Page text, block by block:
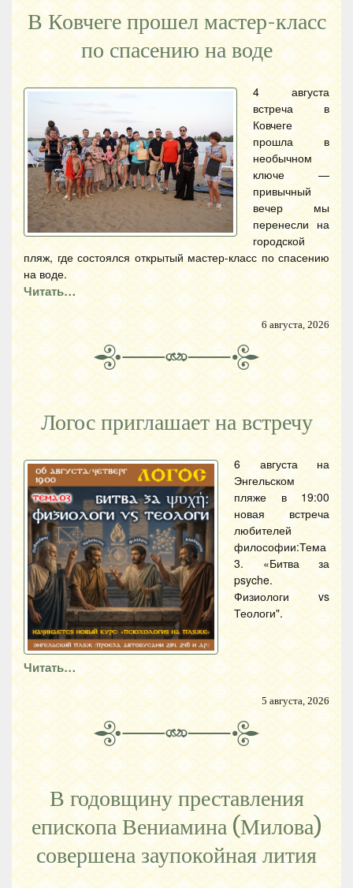
В Ковчеге прошел мастер-класс
по спасению на воде
4 августа
встреча в
Ковчеге
прошла в
необычном
ключе —
привычный
вечер мы
перенесли на
городской
пляж, где состоялся открытый мастер-класс по спасению
на воде.
Читать…
6 августа, 2026
Логос приглашает на встречу
6 августа на
Энгельском
пляже в 19:00
новая встреча
любителей
философии:Тема
3. «Битва за
psyche.
Физиологи vs
Теологи".
Читать…
5 августа, 2026
В годовщину преставления
епископа Вениамина (Милова)
совершена заупокойная лития